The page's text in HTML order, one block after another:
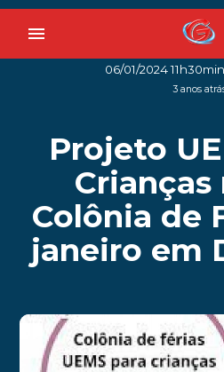
menu
06/01/2024 11h30min
3 anos
Projeto
Crianças
Colônia de
janeiro em